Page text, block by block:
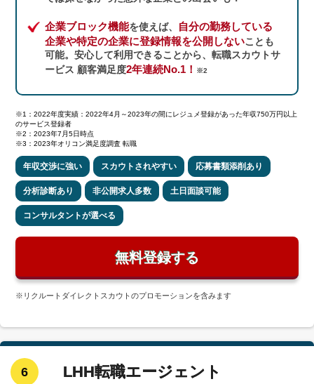
企業ブロック機能を使えば、
自分の勤務している
企業や特定の企業に登録情報を公開しないことも
可能。安心して利用できることから、転職スカウトサ
ービス 顧客満足度2年連続No.1！ ※2
※1：2022年度実績：2022年4月～2023年の間にレジュメ登録があった年収750万円以上
のサービス登録者
※2：2023年7月5日時点
※3：2023年オリコン満足度調査 転職
年収交渉に強い スカウトされやすい 応募書類添削あり
分析診断あり 非公開求人多数 土日面談可能
コンサルタントが選べる
無料登録する
※リクルートダイレクトスカウトのプロモーションを含みます
6 LHH転職エージェント